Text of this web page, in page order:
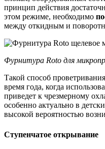
принцип действия
этом режиме, необходимо
между откидным и
Фурнитура Roto для
Такой способ
время года, когда
приведет к чрезмерному
особенно актуально в
высокой вероятностью
Ступенчатое открывание